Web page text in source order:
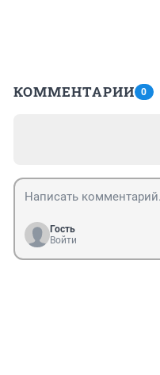
КОММЕНТАРИИ 0
Гость
Войти